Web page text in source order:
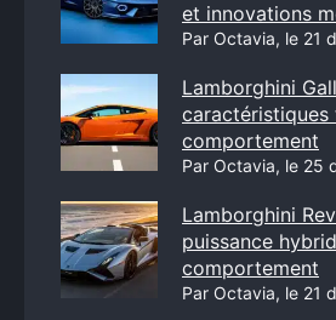
et innovations
Par Octavia, le 21
Lamborghini
caractéristiques
comportement
Par Octavia, le 25
Lamborghini
puissance
comportement
Par Octavia, le 21